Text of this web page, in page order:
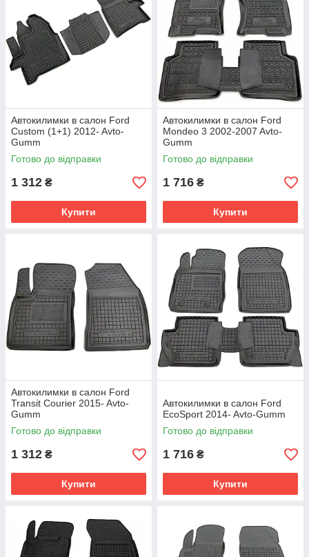
Автокилимки в салон Ford
Custom (1+1) 2012- Avto-
Gumm
Готово до відправки
1 312 ₴
Купити
Автокилимки в салон Ford
Mondeo 3 2002-2007 Avto-
Gumm
Готово до відправки
1 716 ₴
Купити
Автокилимки в салон Ford
Transit Courier 2015- Avto-
Gumm
Готово до відправки
1 312 ₴
Купити
Автокилимки в салон Ford
EcoSport 2014- Avto-Gumm
Готово до відправки
1 716 ₴
Купити